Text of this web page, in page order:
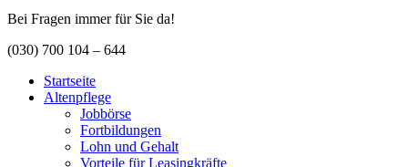
Bei Fragen immer für Sie da!
(030) 700 104 – 644
Startseite
Altenpflege
Jobbörse
Fortbildungen
Lohn und Gehalt
Vorteile für Leasingkräfte